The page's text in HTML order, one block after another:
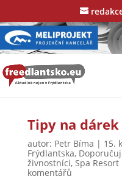
Tipy na dárek
autor: Petr Bíma | 15.
Frýdlantska,
živnostníci, Spa
komentářů